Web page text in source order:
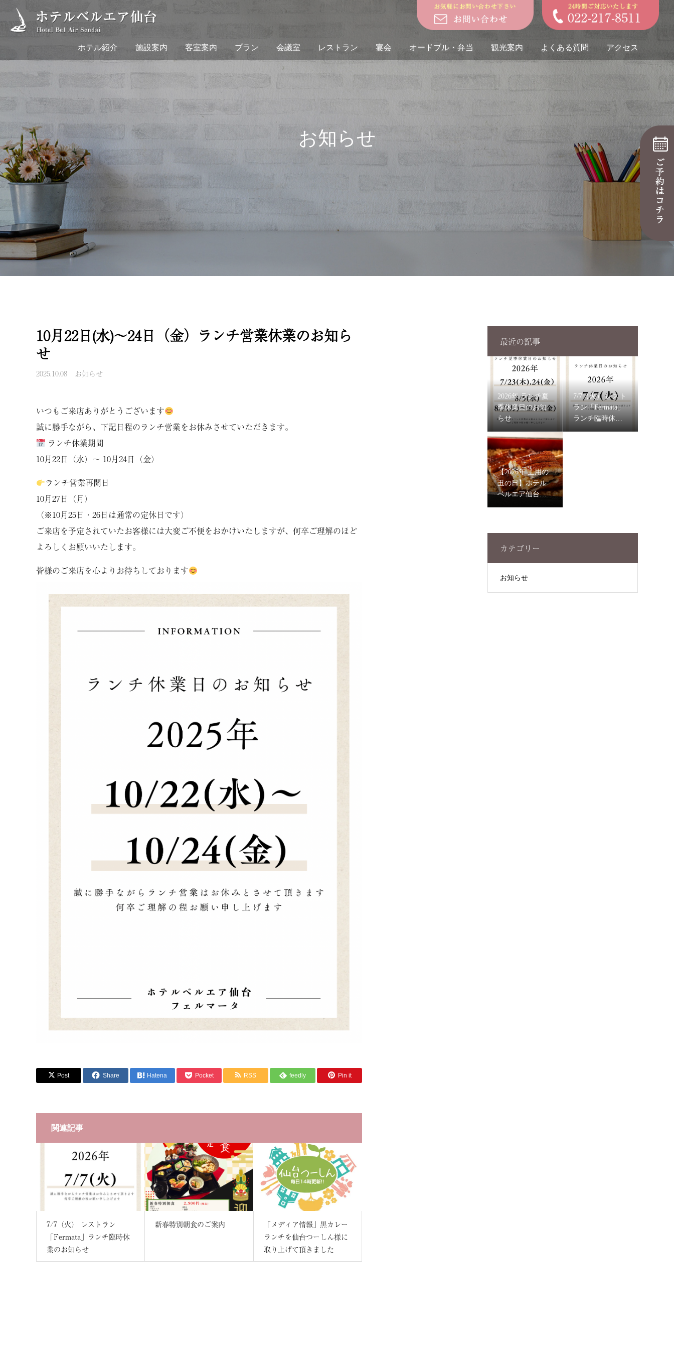
ホテル紹介 施設案内 客室案内 プラン 会議室 レストラン 宴会 オードブル・弁当 観光案内 よくある質問 アクセス
お知らせ
10月22日(水)～24日（金）ランチ営業休業のお知ら
せ
2025.10.08 お知らせ
いつもご来店ありがとうございます
誠に勝手ながら、下記日程のランチ営業をお休みさせていただきます。
ランチ休業期間
10月22日（水）〜 10月24日（金）
ランチ営業再開日
10月27日（月）
（※10月25日・26日は通常の定休日です）
ご来店を予定されていたお客様には大変ご不便をおかけいたしますが、何卒ご理解のほど
よろしくお願いいたします。
皆様のご来店を心よりお待ちしております
Post Share Hatena Pocket RSS feedly Pin it
関連記事
7/7（火） レストラン
「Fermata」ランチ臨時休
業のお知らせ
新春特別朝食のご案内
「メディア情報」黒カレー
ランチを仙台つーしん様に
取り上げて頂きました
最近の記事
2026年 ランチ夏
季休業日のお知
らせ
7/7（火） レスト
ラン「Fermata」
ランチ臨時休業
【2026年 土用の
丑の日】ホテル
ベルエア仙台の
カテゴリー
お知らせ